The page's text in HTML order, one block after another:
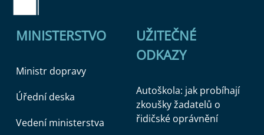
MINISTERSTVO
Ministr dopravy
Úřední deska
Vedení ministerstva
UŽITEČNÉ
ODKAZY
Autoškola: jak probíhají
zkoušky žadatelů o
řidičské oprávnění